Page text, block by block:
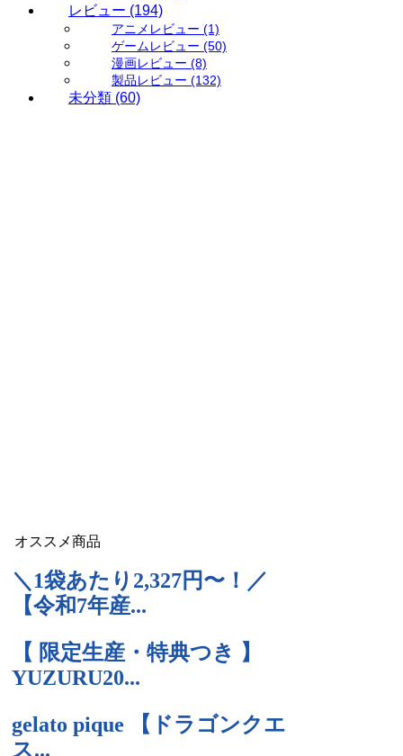
レビュー (194)
アニメレビュー (1)
ゲームレビュー (50)
漫画レビュー (8)
製品レビュー (132)
未分類 (60)
オススメ商品